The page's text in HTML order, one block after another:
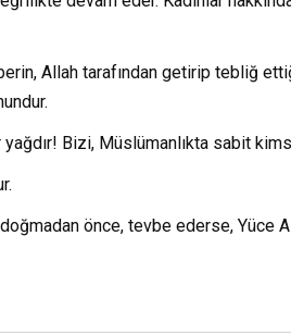
Allah tarafından getirip tebliğ
Bizi, Müslümanlıkta sabit
önce, tevbe ederse, Yüce